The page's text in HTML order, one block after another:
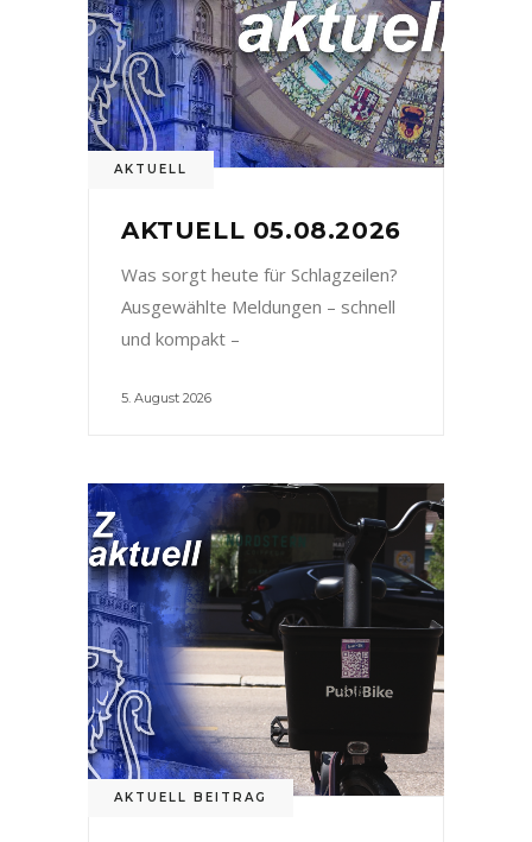
AKTUELL
AKTUELL 05.08.2026
Was sorgt heute für Schlagzeilen?
Ausgewählte Meldungen – schnell
und kompakt –
5. August 2026
AKTUELL BEITRAG